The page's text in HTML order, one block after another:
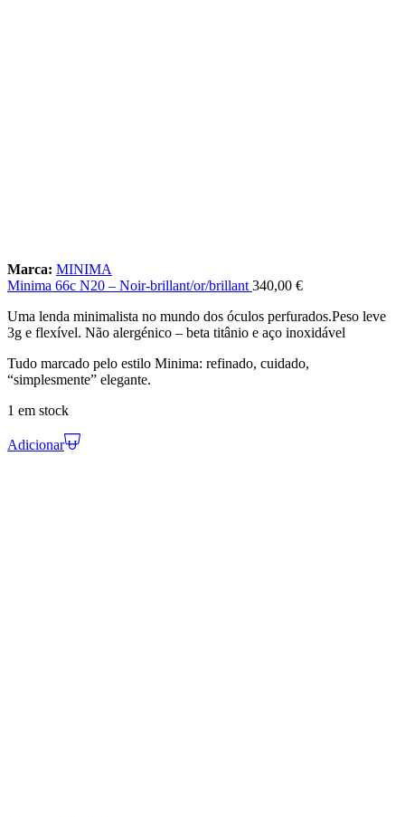
Marca: MINIMA
Minima 66c N20 – Noir-brillant/or/brillant 340,00 €
Uma lenda minimalista no mundo dos óculos perfurados.Peso leve
3g e flexível. Não alergénico – beta titânio e aço inoxidável
Tudo marcado pelo estilo Minima: refinado, cuidado,
“simplesmente” elegante.
1 em stock
Adicionar